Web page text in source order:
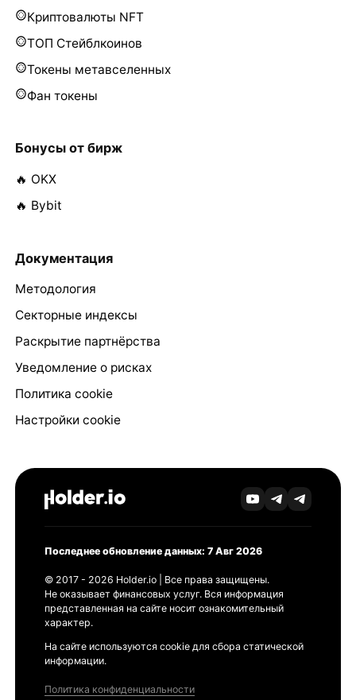
Криптовалюты NFT
ТОП Стейблкоинов
Токены метавселенных
Фан токены
Бонусы от бирж
🔥 OKX
🔥 Bybit
Документация
Методология
Секторные индексы
Раскрытие партнёрства
Уведомление о рисках
Политика cookie
Настройки cookie
Последнее обновление данных: 7 Авг 2026
© 2017 - 2026 Holder.io | Все права защищены.
Не оказывает финансовых услуг. Вся информация
представленная на сайте носит ознакомительный
характер.
На сайте используются cookie для сбора статической
информации.
Политика конфиденциальности